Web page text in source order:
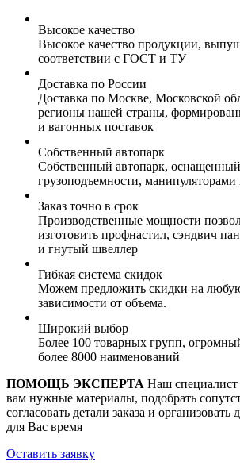
Высокое качество
Высокое качество продукции,
соответствии с ГОСТ и ТУ
Доставка по России
Доставка по Москве, Московской
регионы нашей страны,
и вагонных поставок
Собственный автопарк
Собственный автопарк,
грузоподъемности, манипуляторами
Заказ точно в срок
Производственные мощности
изготовить профнастил, сэндвич
и гнутый швеллер
Гибкая система скидок
Можем предложить скидки на
зависимости от объема.
Широкий выбор
Более 100 товарных групп,
более 8000 наименований
ПОМОЩЬ ЭКСПЕРТА Наш
вам нужные материалы, подобрать
согласовать детали заказа и организовать
для Вас время
Оставить заявку